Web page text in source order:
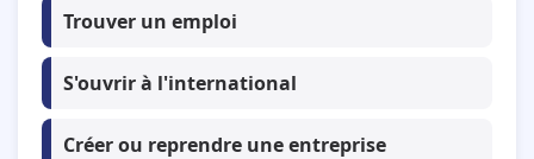
Trouver un emploi
S'ouvrir à l'international
Créer ou reprendre une entreprise